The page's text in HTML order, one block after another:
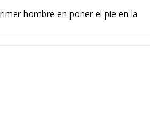
hombre en poner el pie en la